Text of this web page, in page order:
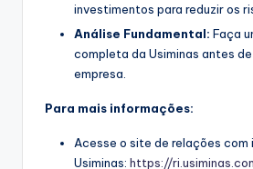
investimentos para reduzir os
Análise Fundamental: Faça
completa da Usiminas antes
empresa.
Para mais informações:
Acesse o site de relações com
Usiminas: https://